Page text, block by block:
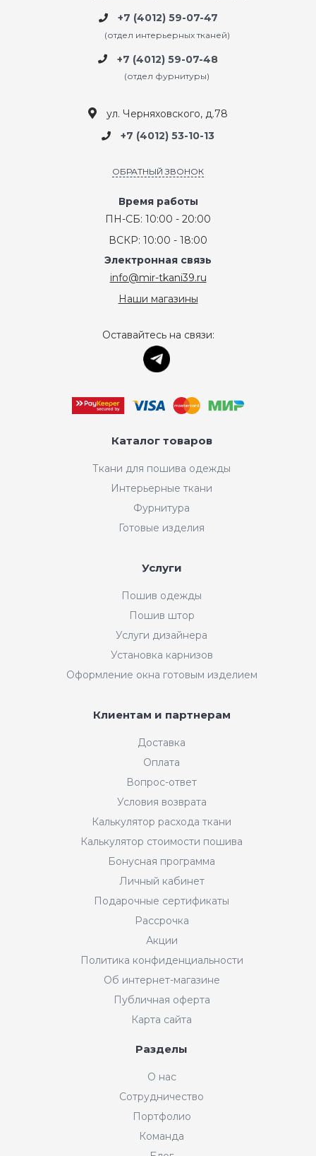
+7 (4012) 59-07-47
(отдел интерьерных тканей)
+7 (4012) 59-07-48
(отдел фурнитуры)
ул. Черняховского, д.78
+7 (4012) 53-10-13
ОБРАТНЫЙ ЗВОНОК
Время работы
ПН-СБ: 10:00 - 20:00
ВСКР: 10:00 - 18:00
Электронная связь
info@mir-tkani39.ru
Наши магазины
Оставайтесь на связи:
Каталог товаров
Ткани для пошива одежды
Интерьерные ткани
Фурнитура
Готовые изделия
Услуги
Пошив одежды
Пошив штор
Услуги дизайнера
Установка карнизов
Оформление окна готовым изделием
Клиентам и партнерам
Доставка
Оплата
Вопрос-ответ
Условия возврата
Калькулятор расхода ткани
Калькулятор стоимости пошива
Бонусная программа
Личный кабинет
Подарочные сертификаты
Рассрочка
Акции
Политика конфиденциальности
Об интернет-магазине
Публичная оферта
Карта сайта
Разделы
О нас
Сотрудничество
Портфолио
Команда